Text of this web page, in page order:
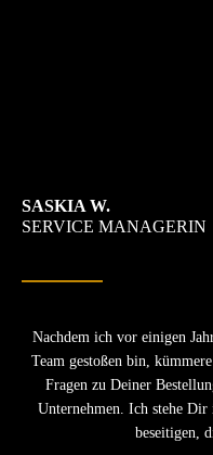
SASKIA W.
SERVICE MANAGERIN
Nachdem ich vor einigen
Team gestoßen bin,
Fragen zu Deiner
Unternehmen. Ich stehe
beseitigen,